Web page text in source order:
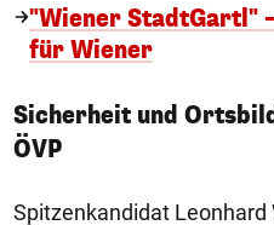
"Wiener StadtGartl"
für Wiener
Sicherheit und
ÖVP
Spitzenkandidat